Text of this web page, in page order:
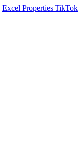
Excel Properties TikTok